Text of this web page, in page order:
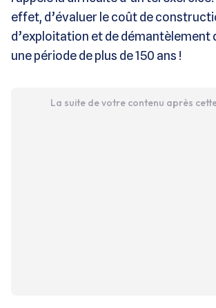
effet, d’évaluer le coût de
d’exploitation et de démantèlement
une période de plus de 150 ans !
La suite de votre contenu après